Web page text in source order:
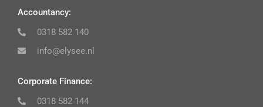
Accountancy:
0318 582 140
info@elysee.nl
Corporate Finance:
0318 582 144